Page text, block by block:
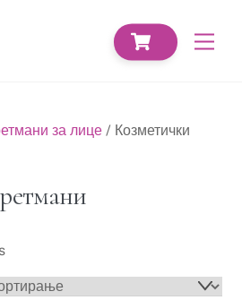
CART
за лице / Козметички